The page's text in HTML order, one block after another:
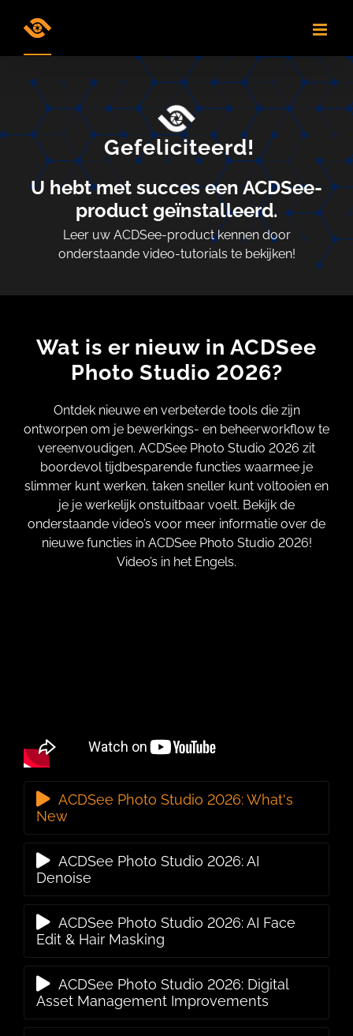
Gefeliciteerd!
U hebt met succes een ACDSee-
product geïnstalleerd.
Leer uw ACDSee-product kennen door
onderstaande video-tutorials te bekijken!
Wat is er nieuw in ACDSee
Photo Studio 2026?
Ontdek nieuwe en verbeterde tools die zijn
ontworpen om je bewerkings- en beheerworkflow te
vereenvoudigen. ACDSee Photo Studio 2026 zit
boordevol tijdbesparende functies waarmee je
slimmer kunt werken, taken sneller kunt voltooien en
je je werkelijk onstuitbaar voelt. Bekijk de
onderstaande video’s voor meer informatie over de
nieuwe functies in ACDSee Photo Studio 2026!
Video’s in het Engels.
ACDSee Photo Studio 2026: What's
New
ACDSee Photo Studio 2026: AI
Denoise
ACDSee Photo Studio 2026: AI Face
Edit & Hair Masking
ACDSee Photo Studio 2026: Digital
Asset Management Improvements